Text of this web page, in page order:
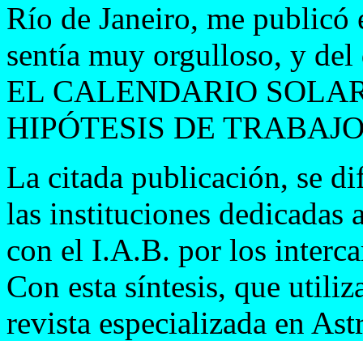
Río de Janeiro, me
sentía muy orgulloso, y
EL CALENDARIO
HIPÓTESIS DE
La citada publicación, se
las instituciones dedicadas
con el I.A.B. por los
Con esta síntesis, que
revista especializada en